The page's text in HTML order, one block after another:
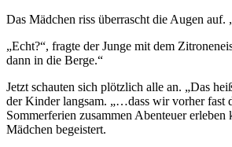
Das Mädchen riss überrascht die Augen auf.
„Echt?“, fragte der Junge mit dem
dann in die Berge.“
Jetzt schauten sich plötzlich alle an. „Das
der Kinder langsam. „…dass wir vorher fast
Sommerferien zusammen Abenteuer erleben
Mädchen begeistert.